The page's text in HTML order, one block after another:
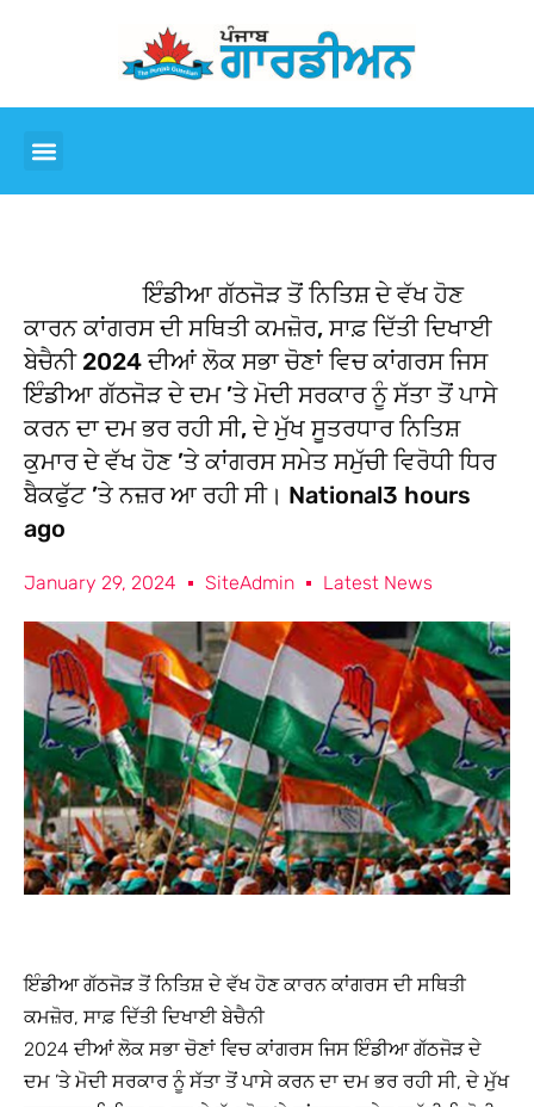
ਇੰਡੀਆ ਗੱਠਜੋੜ ਤੋਂ ਨਿਤਿਸ਼ ਦੇ ਵੱਖ ਹੋਣ
ਕਾਰਨ ਕਾਂਗਰਸ ਦੀ ਸਥਿਤੀ ਕਮਜ਼ੋਰ, ਸਾਫ਼ ਦਿੱਤੀ ਦਿਖਾਈ
ਬੇਚੈਨੀ 2024 ਦੀਆਂ ਲੋਕ ਸਭਾ ਚੋਣਾਂ ਵਿਚ ਕਾਂਗਰਸ ਜਿਸ
ਇੰਡੀਆ ਗੱਠਜੋੜ ਦੇ ਦਮ ’ਤੇ ਮੋਦੀ ਸਰਕਾਰ ਨੂੰ ਸੱਤਾ ਤੋਂ ਪਾਸੇ
ਕਰਨ ਦਾ ਦਮ ਭਰ ਰਹੀ ਸੀ, ਦੇ ਮੁੱਖ ਸੂਤਰਧਾਰ ਨਿਤਿਸ਼
ਕੁਮਾਰ ਦੇ ਵੱਖ ਹੋਣ ’ਤੇ ਕਾਂਗਰਸ ਸਮੇਤ ਸਮੁੱਚੀ ਵਿਰੋਧੀ ਧਿਰ
ਬੈਕਫੁੱਟ ’ਤੇ ਨਜ਼ਰ ਆ ਰਹੀ ਸੀ। National3 hours
ago
January 29, 2024 SiteAdmin Latest News
ਇੰਡੀਆ ਗੱਠਜੋੜ ਤੋਂ ਨਿਤਿਸ਼ ਦੇ ਵੱਖ ਹੋਣ ਕਾਰਨ ਕਾਂਗਰਸ ਦੀ ਸਥਿਤੀ
ਕਮਜ਼ੋਰ, ਸਾਫ਼ ਦਿੱਤੀ ਦਿਖਾਈ ਬੇਚੈਨੀ
2024 ਦੀਆਂ ਲੋਕ ਸਭਾ ਚੋਣਾਂ ਵਿਚ ਕਾਂਗਰਸ ਜਿਸ ਇੰਡੀਆ ਗੱਠਜੋੜ ਦੇ
ਦਮ ’ਤੇ ਮੋਦੀ ਸਰਕਾਰ ਨੂੰ ਸੱਤਾ ਤੋਂ ਪਾਸੇ ਕਰਨ ਦਾ ਦਮ ਭਰ ਰਹੀ ਸੀ, ਦੇ ਮੁੱਖ